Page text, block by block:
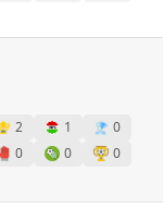
2 1
0
0 0
0